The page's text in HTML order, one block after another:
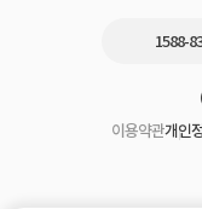
1588-
이용약관개인